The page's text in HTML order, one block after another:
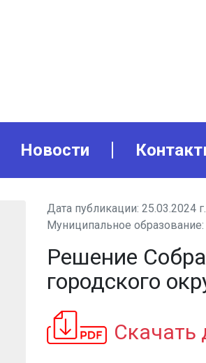
Новости
Дата публикации: 25.03.2024 г.
Муниципальное образование:
Решение
городского
Скачать